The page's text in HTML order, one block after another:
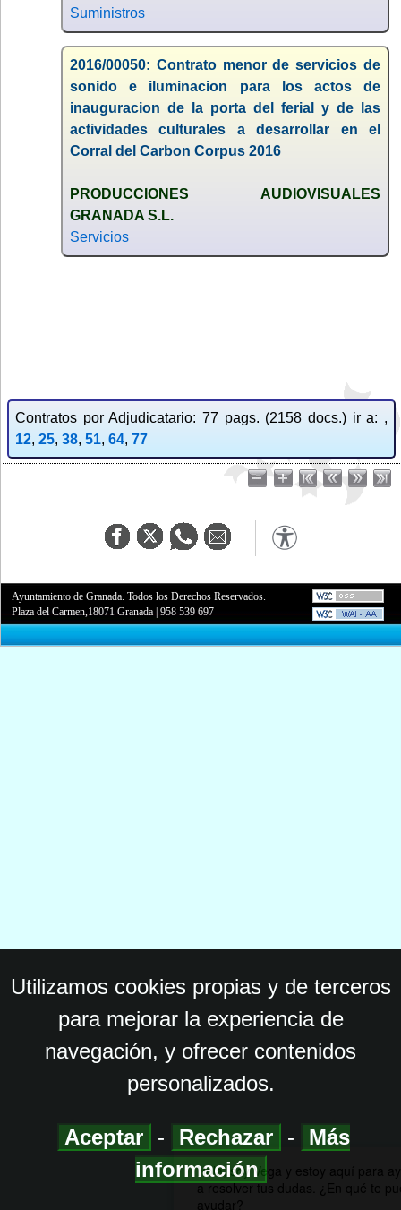
Suministros
2016/00050: Contrato menor de servicios de
sonido e iluminacion para los actos de
inauguracion de la porta del ferial y de las
actividades culturales a desarrollar en el
Corral del Carbon Corpus 2016
PRODUCCIONES AUDIOVISUALES
GRANADA S.L.
Servicios
Contratos por Adjudicatario: 77 pags. (2158 docs.) ir a: ,
12, 25, 38, 51, 64, 77
Ayuntamiento de Granada. Todos los Derechos Reservados.
Plaza del Carmen,18071 Granada |958 539 697
Utilizamos cookies propias y de terceros
para mejorar la experiencia de
navegación, y ofrecer contenidos
personalizados.
Aceptar - Rechazar -
Más
información